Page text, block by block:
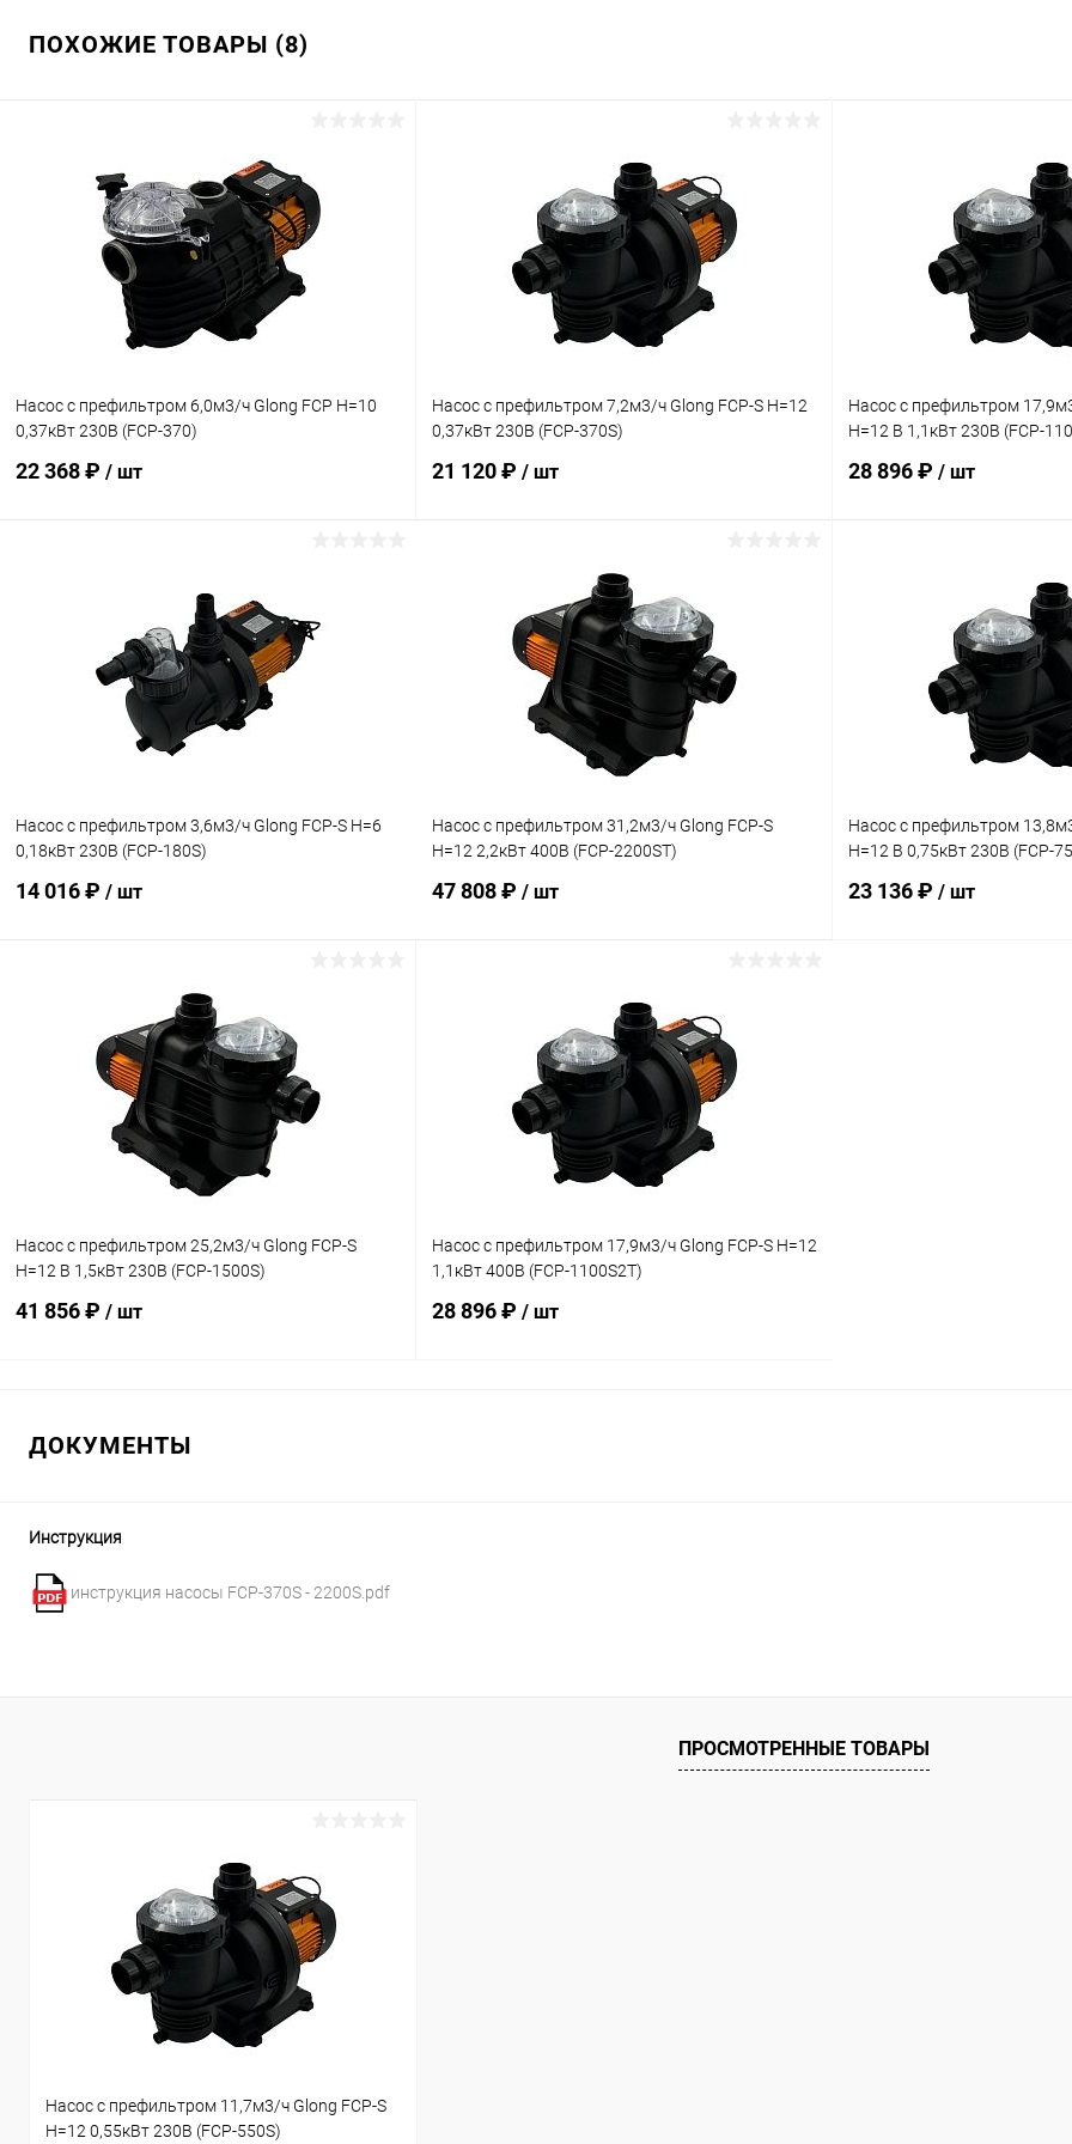
ПОХОЖИЕ ТОВАРЫ (8)
Насос с префильтром 6,0м3/ч Glong FCP Н=10
0,37кВт 230В (FCP-370)
22 368 ₽ / шт
К сравнению В наличии
Насос с префильтром 7,2м3/ч Glong FCP-S Н=12
0,37кВт 230В (FCP-370S)
21 120 ₽ / шт
В корзину
В избранное
К сравнению Под заказ
Насос с префильтром
Н=12 В 1,1кВт 230В (FCP-
28 896 ₽ / шт
В избранное
К сравнению
Насос с префильтром 3,6м3/ч Glong FCP-S Н=6
0,18кВт 230В (FCP-180S)
14 016 ₽ / шт
В корзину
В избранное
К сравнению В наличии
Насос с префильтром 31,2м3/ч Glong FCP-S
Н=12 2,2кВт 400В (FCP-2200ST)
47 808 ₽ / шт
В избранное
К сравнению В наличии
Насос с префильтром
Н=12 В 0,75кВт 230В (FCP-
23 136 ₽ / шт
Насос с префильтром 25,2м3/ч Glong FCP-S
Н=12 В 1,5кВт 230В (FCP-1500S)
41 856 ₽ / шт
Насос с префильтром 17,9м3/ч Glong FCP-S Н=12
1,1кВт 400В (FCP-1100S2T)
28 896 ₽ / шт
ДОКУМЕНТЫ
Инструкция
инструкция насосы FCP-370S - 2200S.pdf
ПРОСМОТРЕННЫЕ ТОВАРЫ
Насос с префильтром 11,7м3/ч Glong FCP-S
Н=12 0,55кВт 230В (FCP-550S)